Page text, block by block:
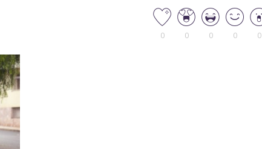
0 0 0 0 0